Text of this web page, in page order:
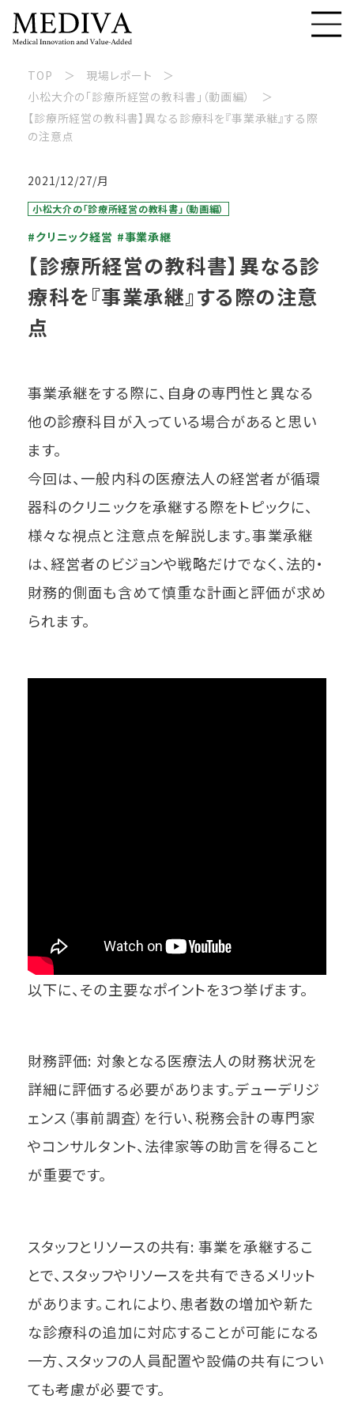
TOP
現場レポート
小松大介の「診療所経営の教科書」（動画編）
【診療所経営の教科書】異なる診療科を『事業承継』する際
の注意点
2021/12/27/月
小松大介の「診療所経営の教科書」（動画編）
#クリニック経営 #事業承継
【診療所経営の教科書】異なる診
療科を『事業承継』する際の注意
点
事業承継をする際に、自身の専門性と異なる
他の診療科目が入っている場合があると思い
ます。
今回は、一般内科の医療法人の経営者が循環
器科のクリニックを承継する際をトピックに、
様々な視点と注意点を解説します。事業承継
は、経営者のビジョンや戦略だけでなく、法的・
財務的側面も含めて慎重な計画と評価が求め
られます。
以下に、その主要なポイントを3つ挙げます。
財務評価: 対象となる医療法人の財務状況を
詳細に評価する必要があります。デューデリジ
ェンス（事前調査）を行い、税務会計の専門家
やコンサルタント、法律家等の助言を得ること
が重要です。
スタッフとリソースの共有: 事業を承継するこ
とで、スタッフやリソースを共有できるメリット
があります。これにより、患者数の増加や新た
な診療科の追加に対応することが可能になる
一方、スタッフの人員配置や設備の共有につい
ても考慮が必要です。